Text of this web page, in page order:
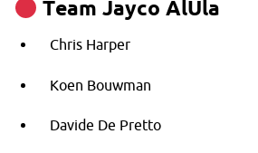
Team Jayco AlUla
Chris Harper
Koen Bouwman
Davide De Pretto